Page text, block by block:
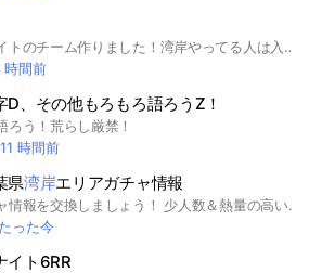
湾岸ミッドナイトのチーム作りました！湾岸やってる人は入ってください！
時間前
D、その他もろもろ語ろうZ！
ろう！荒らし厳禁！
11 時間前
県湾岸エリアガチャ情報
千葉県のガチャ情報を交換しましょう！ 少人数＆熱量の高い方で集まれたらと思います♩ 千葉県の中でも湾岸エリア限定となっております。 #市川市/#船橋市/#習志野市/#千葉市/#浦安市 #ガチャ #千葉
たった今
イト6RR